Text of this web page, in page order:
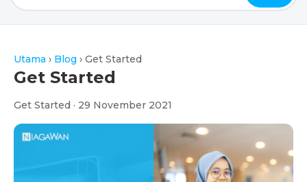
e-Invoice
Harga
Blog
Utama › Blog › Get Started
Get Started
Get Started · 29 November 2021